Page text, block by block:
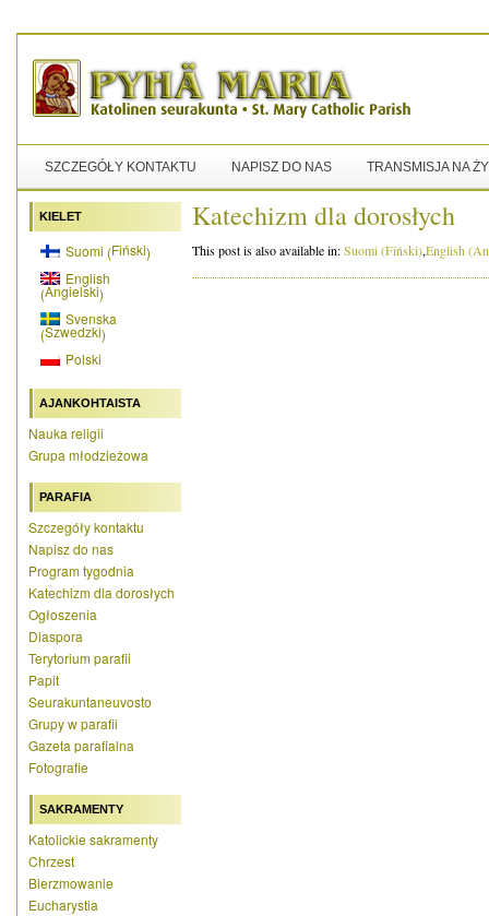
SZCZEGÓŁY KONTAKTU NAPISZ DO NAS TRANSMISJA NA
KIELET
Suomi (Fiński)
English
(Angielski)
Svenska
(Szwedzki)
Polski
AJANKOHTAISTA
Nauka religii
Grupa młodzieżowa
PARAFIA
Szczegóły kontaktu
Napisz do nas
Program tygodnia
Katechizm dla dorosłych
Ogłoszenia
Diaspora
Terytorium parafii
Papit
Seurakuntaneuvosto
Grupy w parafii
Gazeta parafialna
Fotografie
SAKRAMENTY
Katolickie sakramenty
Chrzest
Bierzmowanie
Eucharystia
Katechizm dla dorosłych
This post is also available in:Suomi(Fiński)English (